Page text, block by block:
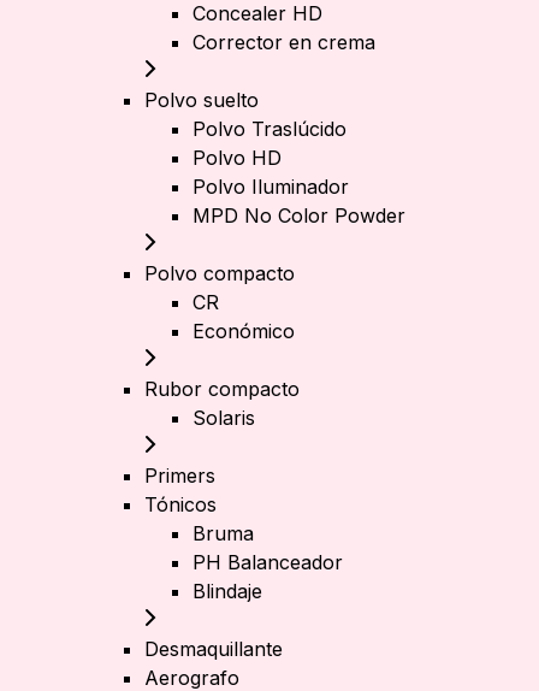
Concealer HD
Corrector en crema
Polvo suelto
Polvo Traslúcido
Polvo HD
Polvo Iluminador
MPD No Color Powder
Polvo compacto
CR
Económico
Rubor compacto
Solaris
Primers
Tónicos
Bruma
PH Balanceador
Blindaje
Desmaquillante
Aerografo